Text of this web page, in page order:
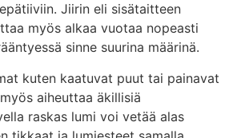
Jiirin eli sisätaitteen
myös alkaa vuotaa nopeasti
sinne suurina määrinä.
kuten kaatuvat puut tai painavat
aiheuttaa äkillisiä
raskas lumi voi vetää alas